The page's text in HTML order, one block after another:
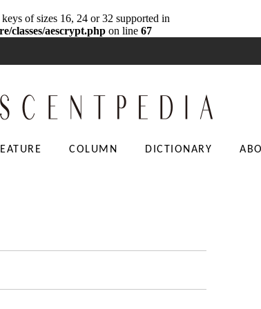
of sizes 16, 24 or 32 supported in
classes/aescrypt.php on line 67
COLUMN DICTIONARY